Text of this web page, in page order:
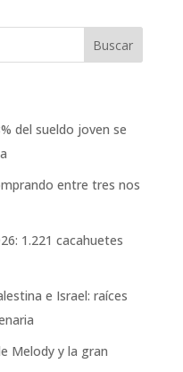
Buscar
del sueldo joven se
entre tres nos
1.221 cacahuetes
e Israel: raíces
Melody y la gran